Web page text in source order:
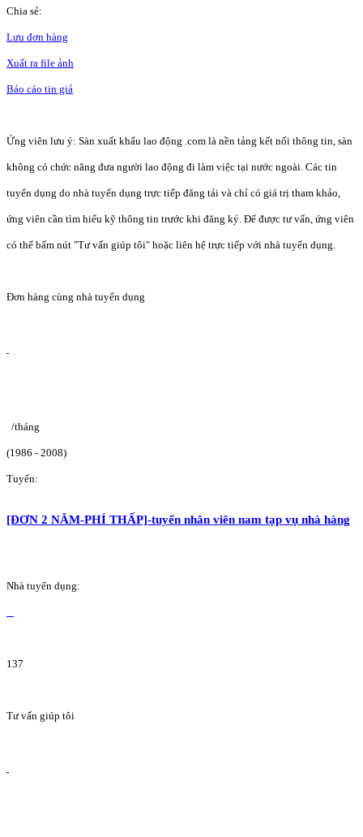
Chia sẻ:
Lưu đơn hàng
Xuất ra file ảnh
Báo cáo tin giả
Ứng viên lưu ý: Sàn xuất khẩu lao động .com là nền tảng kết nối thông tin, sàn
không có chức năng đưa người lao động đi làm việc tại nước ngoài. Các tin
tuyển dụng do nhà tuyển dụng trực tiếp đăng tải và chỉ có giá trị tham khảo,
ứng viên cần tìm hiểu kỹ thông tin trước khi đăng ký. Để được tư vấn, ứng viên
có thể bấm nút "Tư vấn giúp tôi" hoặc liên hệ trực tiếp với nhà tuyển dụng.
Đơn hàng cùng nhà tuyển dụng
/tháng
(1986 - 2008)
Tuyển:
[ĐƠN 2 NĂM-PHÍ THẤP]-tuyển nhân viên nam tạp vụ nhà hàng
Nhà tuyển dụng:
137
Tư vấn giúp tôi